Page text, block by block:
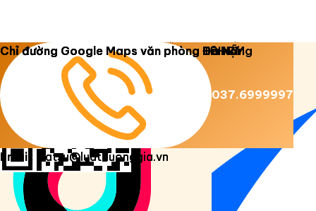
Copyright 2026 © Luật Dương Gia